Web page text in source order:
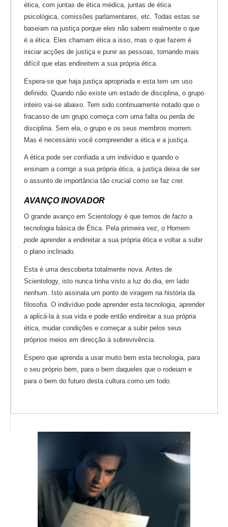
ética, com juntas de ética médica, juntas de ética
psicológica, comissões parlamentares, etc. Todas estas se
baseiam na justiça porque eles não sabem realmente o que
é a ética. Eles chamam ética a isso, mas o que fazem é
iniciar acções de justiça e punir as pessoas, tornando mais
difícil que elas endireitem a sua própria ética.
Espera-se que haja justiça apropriada e esta tem um uso
definido. Quando não existe um estado de disciplina, o grupo
inteiro vai-se abaixo. Tem sido continuamente notado que o
fracasso de um grupo começa com uma falta ou perda de
disciplina. Sem ela, o grupo e os seus membros morrem.
Mas é necessário você compreender a ética e a justiça.
A ética pode ser confiada a um indivíduo e quando o
ensinam a corrigir a sua própria ética, a justiça deixa de ser
o assunto de importância tão crucial como se faz crer.
AVANÇO INOVADOR
O grande avanço em Scientology é que temos de facto a
tecnologia básica de Ética. Pela primeira vez, o Homem
pode aprender a endireitar a sua própria ética e voltar a subir
o plano inclinado.
Esta é uma descoberta totalmente nova. Antes de
Scientology, isto nunca tinha visto a luz do dia, em lado
nenhum. Isto assinala um ponto de viragem na história da
filosofia. O indivíduo pode aprender esta tecnologia, aprender
a aplicá-la à sua vida e pode então endireitar a sua própria
ética, mudar condições e começar a subir pelos seus
próprios meios em direcção à sobrevivência.
Espero que aprenda a usar muito bem esta tecnologia, para
o seu próprio bem, para o bem daqueles que o rodeiam e
para o bem do futuro desta cultura como um todo.